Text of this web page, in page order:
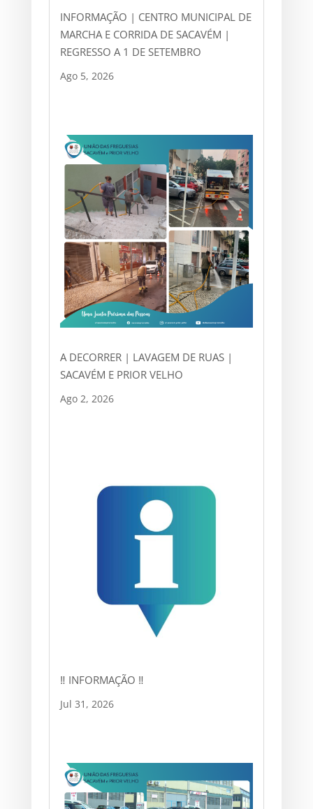
INFORMAÇÃO | CENTRO MUNICIPAL DE
MARCHA E CORRIDA DE SACAVÉM |
REGRESSO A 1 DE SETEMBRO
Ago 5, 2026
A DECORRER | LAVAGEM DE RUAS |
SACAVÉM E PRIOR VELHO
Ago 2, 2026
‼ INFORMAÇÃO ‼
Jul 31, 2026